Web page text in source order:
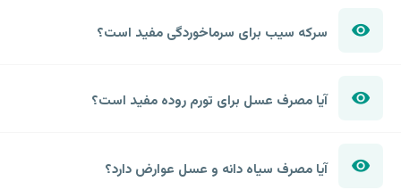
سرکه سیب برای سرماخوردگی مفید است؟
آیا مصرف عسل برای تورم روده مفید است؟
آیا مصرف سیاه دانه و عسل عوارض دارد؟